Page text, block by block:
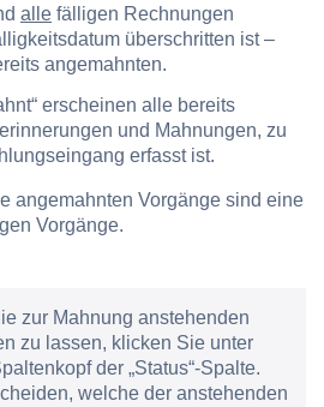
alle fälligen Rechnungen
überschritten ist –
angemahnten.
erscheinen alle bereits
und Mahnungen, zu
erfasst ist.
angemahnten Vorgänge sind eine
Vorgänge.
zur Mahnung anstehenden
zu lassen, klicken Sie unter
der „Status“-Spalte.
welche der anstehenden